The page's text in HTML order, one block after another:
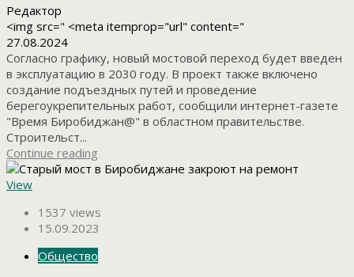
Редактор
<img src=" <meta itemprop="url" content="
27.08.2024
Согласно графику, новый мостовой переход будет введен
в эксплуатацию в 2030 году. В проект также включено
создание подъездных путей и проведение
берегоукрепительных работ, сообщили интернет-газете
"Время Биробиджан@" в областном правительстве.
Строительст...
Continue reading
View
1537 views
15.09.2023
Общество